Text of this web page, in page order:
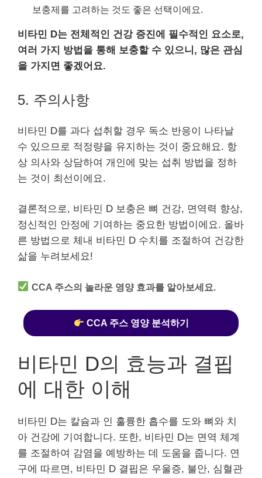
보충제를 고려하는 것도 좋은 선택이에요.
비타민 D는 전체적인 건강 증진에 필수적인 요소로,
여러 가지 방법을 통해 보충할 수 있으니, 많은 관심
을 가지면 좋겠어요.
5. 주의사항
비타민 D를 과다 섭취할 경우 독소 반응이 나타날
수 있으므로 적정량을 유지하는 것이 중요해요. 항
상 의사와 상담하여 개인에 맞는 섭취 방법을 정하
는 것이 최선이에요.
결론적으로, 비타민 D 보충은 뼈 건강, 면역력 향상,
정신적인 안정에 기여하는 중요한 방법이에요. 올바
른 방법으로 체내 비타민 D 수치를 조절하여 건강한
삶을 누려보세요!
CCA 주스의 놀라운 영양 효과를 알아보세요.
CCA 주스 영양 분석하기
비타민 D의 효능과 결핍
에 대한 이해
비타민 D는 칼슘과 인 훌륭한 흡수를 도와 뼈와 치
아 건강에 기여합니다. 또한, 비타민 D는 면역 체계
를 조절하여 감염을 예방하는 데 도움을 줍니다. 연
구에 따르면, 비타민 D 결핍은 우울증, 불안, 심혈관